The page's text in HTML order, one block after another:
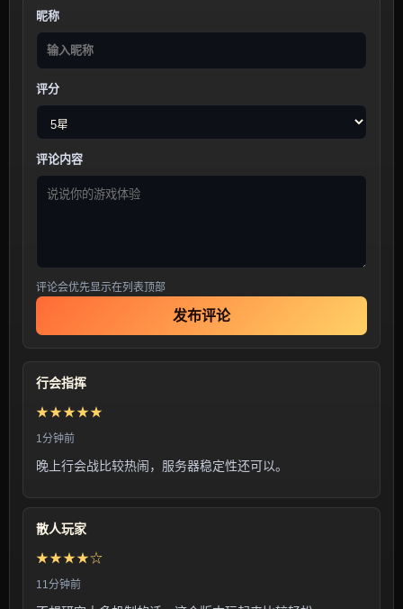
昵称
评分
评论内容
评论会优先显示在列表顶部
发布评论
行会指挥
★★★★★
1分钟前
晚上行会战比较热闹，服务器稳定性还可以。
散人玩家
★★★★☆
11分钟前